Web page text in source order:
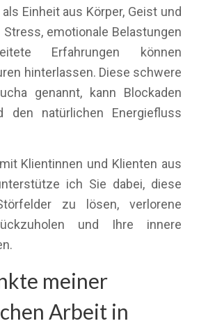
Einheit aus Körper, Geist und
emotionale Belastungen
Erfahrungen können
hinterlassen. Diese schwere
genannt, kann Blockaden
den natürlichen Energiefluss
Klientinnen und Klienten aus
ich Sie dabei, diese
zu lösen, verlorene
und Ihre innere
meiner
Arbeit in